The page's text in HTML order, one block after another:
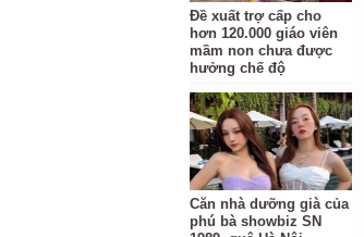
Đề xuất trợ cấp cho
hơn 120.000 giáo viên
mầm non chưa được
hưởng chế độ
Căn nhà dưỡng già của
phú bà showbiz SN